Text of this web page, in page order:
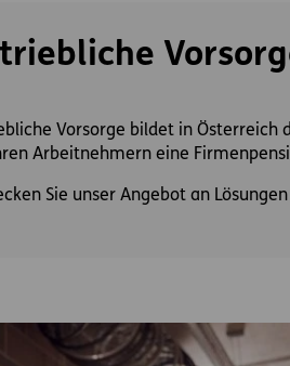
Vorsorge bildet in Österreich
Arbeitnehmern eine
Sie unser Angebot an